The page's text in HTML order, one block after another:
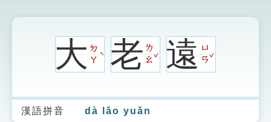
生字詞彙表
示
圖
大ㄉ
ㄚ
ˋ 老ㄌ
ㄠ
ˇ遠ㄩ
ㄢ
ˇ
漢語拼音 dà lǎo yuǎn